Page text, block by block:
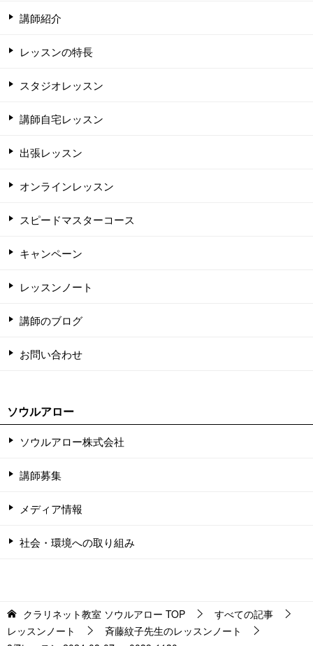
講師紹介
レッスンの特長
スタジオレッスン
講師自宅レッスン
出張レッスン
オンラインレッスン
スピードマスターコース
キャンペーン
レッスンノート
講師のブログ
お問い合わせ
ソウルアロー
ソウルアロー株式会社
講師募集
メディア情報
社会・環境への取り組み
クラリネット教室 ソウルアロー TOP
すべての記事
レッスンノート
斉藤紋子先生のレッスンノート